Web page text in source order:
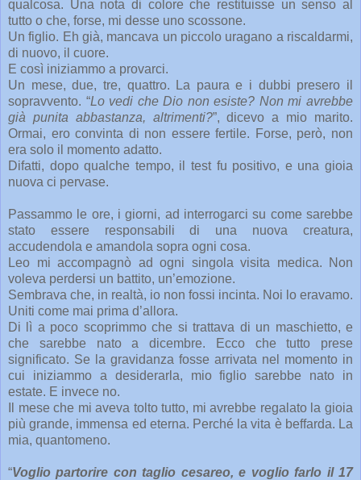
qualcosa. Una nota di colore che restituisse un senso al
tutto o che, forse, mi desse uno scossone.
Un figlio. Eh già, mancava un piccolo uragano a riscaldarmi,
di nuovo, il cuore.
E così iniziammo a provarci.
Un mese, due, tre, quattro. La paura e i dubbi presero il
sopravvento. “Lo vedi che Dio non esiste? Non mi avrebbe
già punita abbastanza, altrimenti?”, dicevo a mio marito.
Ormai, ero convinta di non essere fertile. Forse, però, non
era solo il momento adatto.
Difatti, dopo qualche tempo, il test fu positivo, e una gioia
nuova ci pervase.
Passammo le ore, i giorni, ad interrogarci su come sarebbe
stato essere responsabili di una nuova creatura,
accudendola e amandola sopra ogni cosa.
Leo mi accompagnò ad ogni singola visita medica. Non
voleva perdersi un battito, un’emozione.
Sembrava che, in realtà, io non fossi incinta. Noi lo eravamo.
Uniti come mai prima d’allora.
Di lì a poco scoprimmo che si trattava di un maschietto, e
che sarebbe nato a dicembre. Ecco che tutto prese
significato. Se la gravidanza fosse arrivata nel momento in
cui iniziammo a desiderarla, mio figlio sarebbe nato in
estate. E invece no.
Il mese che mi aveva tolto tutto, mi avrebbe regalato la gioia
più grande, immensa ed eterna. Perché la vita è beffarda. La
mia, quantomeno.
“Voglio partorire con taglio cesareo, e voglio farlo il 17